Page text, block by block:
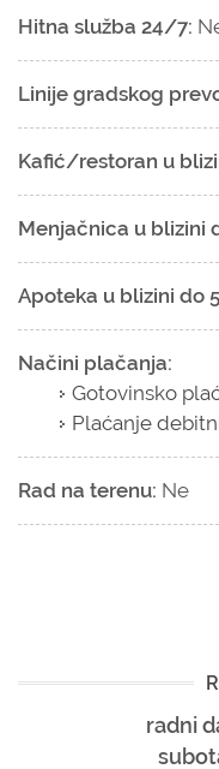
radni
Hitna služba 24/7:
Linije gradskog
Kafić/restoran u
Menjačnica u blizini
Apoteka u blizini do
Načini plačanja:
Gotovinsko
Plaćanje
Rad na terenu: Ne